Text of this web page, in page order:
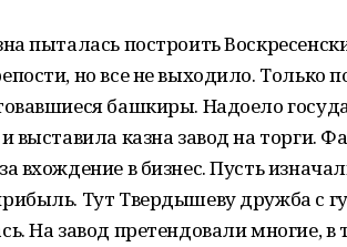
пыталась построить
но все не выходило. Только
башкиры. Надоело
выставила казна завод на торги.
вхождение в бизнес. Пусть
Тут Твердышеву дружба с
На завод претендовали многие,